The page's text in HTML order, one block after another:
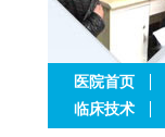
医院首页
临床技术